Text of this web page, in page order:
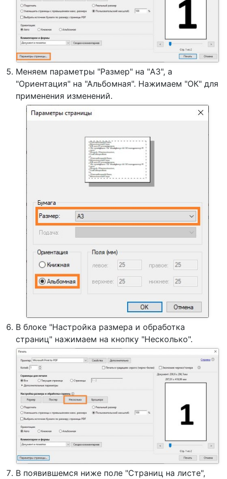
Меняем параметры "Размер" на "A3", а
"Ориентация" на "Альбомная". Нажимаем "ОК" для
применения изменений.
В блоке "Настройка размера и обработка
страниц" нажимаем на кнопку "Несколько".
В появившемся ниже поле "Страниц на листе",